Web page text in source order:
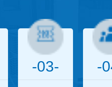
-03- -